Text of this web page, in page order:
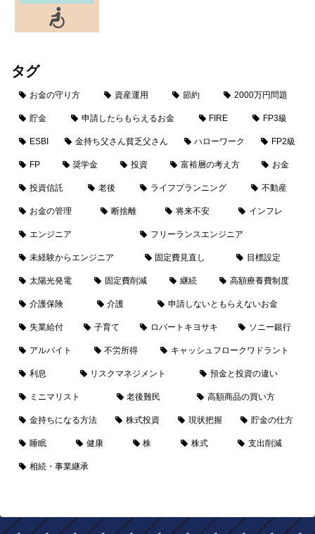
タグ
お金の守り方 資産運用 節約 2000万円問題
貯金 申請したらもらえるお金 FIRE FP3級
ESBI 金持ち父さん貧乏父さん ハローワーク FP2級
FP 奨学金 投資 富裕層の考え方 お金
投資信託 老後 ライフプランニング 不動産
お金の管理 断捨離 将来不安 インフレ
エンジニア フリーランスエンジニア
未経験からエンジニア 固定費見直し 目標設定
太陽光発電 固定費削減 継続 高額療養費制度
介護保険 介護 申請しないともらえないお金
失業給付 子育て ロバートキヨサキ ソニー銀行
アルバイト 不労所得 キャッシュフロークワドラント
利息 リスクマネジメント 預金と投資の違い
ミニマリスト 老後難民 高額商品の買い方
金持ちになる方法 株式投資 現状把握 貯金の仕方
睡眠 健康 株 株式 支出削減
相続・事業継承